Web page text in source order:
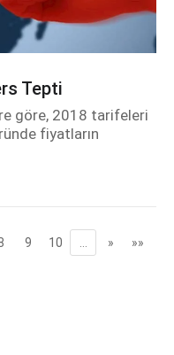
Tepti
göre, 2018 tarifeleri
fiyatların
9 10 » »»